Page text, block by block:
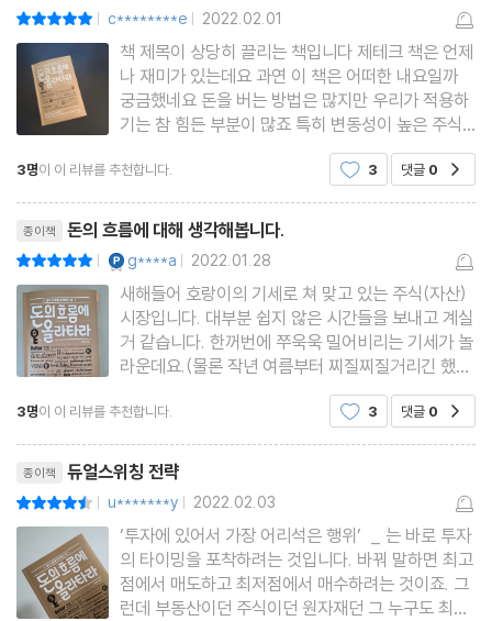
미국 제조업 생산 감소, 한국 수출에 일파만파
소매판매 스위칭 전략 테스트!
소매판매 스위칭 전략도 완벽하지는 않아!
[MONEY BOX] ‘한국 주식/미국 국채’ 스위칭은 어떤 ETF로?
5장 듀얼 스위칭 전략 1: 미국 소매판매와 주택시장지수를 활용하
미국 소비지출의 선행변수는?
부동산 가격이 하락하면 ‘신용경색’이 발생한다!
부동산 경기를 예측하는 방법: 금리와 주택공급에 주목하라!
부동산 경기 판단에는 전미주택건설업협회(NAHB) 주택시장지수!
듀얼 스위칭 전략 1 테스트!
[MONEY BOX] 2021년 2월에 미국 리츠에 투자한 이유
6장 듀얼 스위칭 전략 2: 미국 소매판매와 제조업지수를 활용하라!
소비지출을 결정짓는 또 다른 요인, 소득 전망 변화
미국 기업실적 전망은 어떻게?
듀얼 스위칭 전략 2 테스트!
[MONEY BOX] 미국 공급관리자협회(ISM) 제조업 가격지수 확
| c********e | 2022.02.01
책 제목이 상당히 끌리는 책입니다 제테크 책은 언제
나 재미가 있는데요 과연 이 책은 어떠한 내요일까
궁금했네요 돈을 버는 방법은 많지만 우리가 적용하
기는 참 힘든 부분이 많죠 특히 변동성이 높은 주식
시장에 우리같은 개미들이 살아난 방법은 뭘까요 요
즘에는 서학개미 운동을 해외 주식을 구입하는 분들
들이 서양의 거대
3명이 이 리뷰를 추천합니다. 3 댓글 0
종이책 돈의 흐름에 대해 생각해봅니다.
| g****a | 2022.01.28
새해들어 호랑이의 기세로 쳐 맞고 있는 주식(자산)
시장입니다. 대부분 쉽지 않은 시간들을 보내고 계실
거 같습니다. 한꺼번에 쭈욱욱 밀어비리는 기세가 놀
라운데요.(물론 작년 여름부터 찌질찌질거리긴 했어
보거나 책을 보는 것을 추천합니다. 때로는 아예 전
다. 제가 유튜
3명이 이 리뷰를 추천합니다. 3 댓글 0
종이책 듀얼스위칭 전략
| u*******y | 2022.02.03
‘투자에 있어서 가장 어리석은 행위’ _ 는 바로 투자
의 타이밍을 포착하려는 것입니다. 바꿔 말하면 최고
점에서 매도하고 최저점에서 매수하려는 것이죠. 그
런데 부동산이던 주식이던 원자재던 그 누구도 최고